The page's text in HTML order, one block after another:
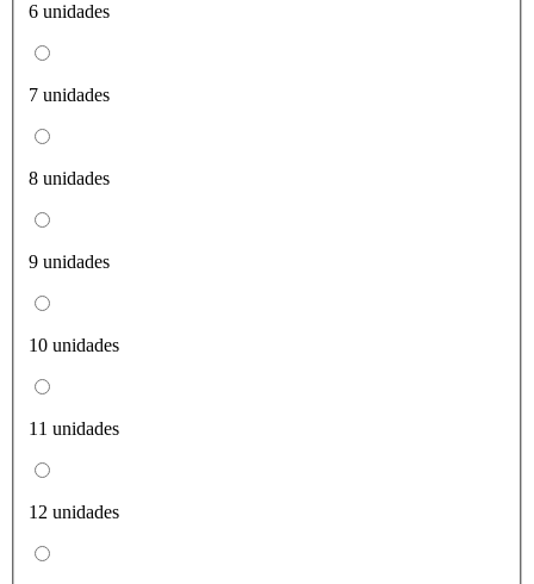
6 unidades
7 unidades
8 unidades
9 unidades
10 unidades
11 unidades
12 unidades